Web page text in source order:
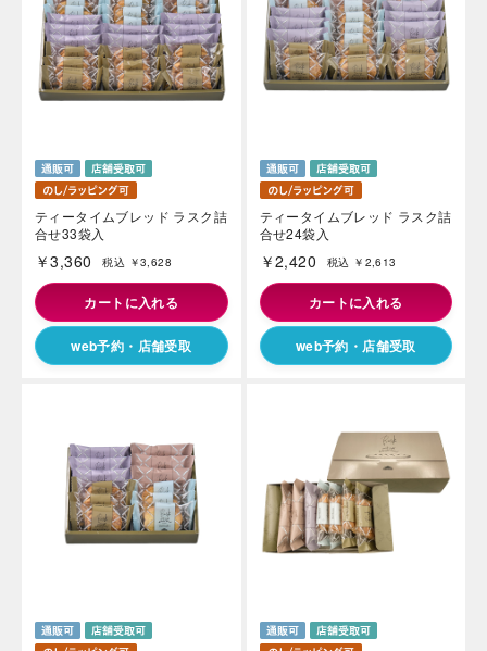
ティータイムブレッド ラスク詰
合せ33袋入
￥3,360 税込 ￥3,628
カートに入れる
web予約・店舗受取
ティータイムブレッド ラスク詰
合せ24袋入
￥2,420 税込 ￥2,613
カートに入れる
web予約・店舗受取
岳や末広がりを意味す
やつ時」という意味を込
海外 Overseas shops
Indonesia
Singapore